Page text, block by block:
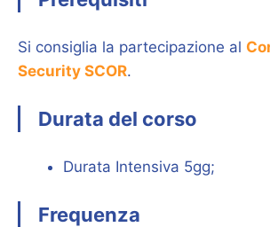
Si consiglia la partecipazione al
Security SCOR.
Durata del corso
Durata Intensiva 5gg;
Frequenza